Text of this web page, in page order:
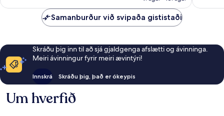
Samanburður við svipaða gististaði
Skráðu þig inn til að sjá gjaldgenga afslætti og ávinninga.
Meiri ávinningur fyrir meiri ævintýri!
Innskrá Skráðu þig, það er ókeypis
Um hverfið